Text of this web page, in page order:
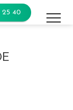
25 40